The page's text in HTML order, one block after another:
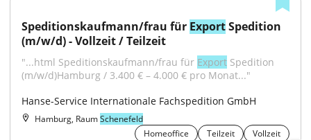
Speditionskaufmann/frau für Export Spedition
(m/w/d) - Vollzeit / Teilzeit
"...html Speditionskaufmann/frau für Export Spedition
(m/w/d)Hamburg / 3.400 € – 4.000 € pro Monat..."
Hanse-Service Internationale Fachspedition GmbH
Hamburg, RaumSchenefeld
Homeoffice
Teilzeit Vollzeit